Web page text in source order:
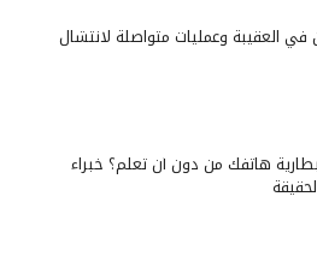
العقيبة وعمليات متواصلة لانتشال
هاتفك من دون أن تعلم؟ خبراء